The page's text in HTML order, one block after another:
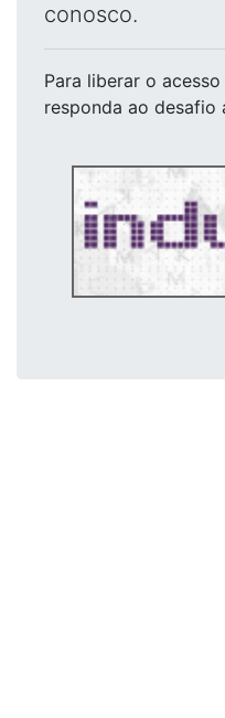
conosco.
Para liberar o acesso
responda ao desafio